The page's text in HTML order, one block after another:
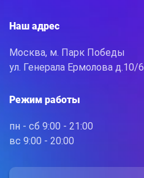
Наш адрес
Москва, м. Парк Победы
ул. Генерала Ермолова д.10/6
Режим работы
пн - сб 9:00 - 21:00
вс 9:00 - 20:00